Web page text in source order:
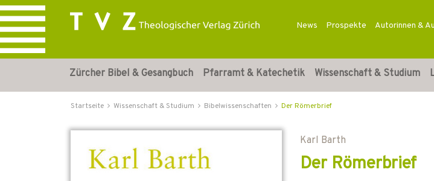
News Prospekte Autorinnen &
Zürcher Bibel & Gesangbuch Pfarramt & Katechetik Wissenschaft & Studium
Startseite Wissenschaft & Studium Bibelwissenschaften Der Römerbrief
Karl Barth
Der Römerbrief